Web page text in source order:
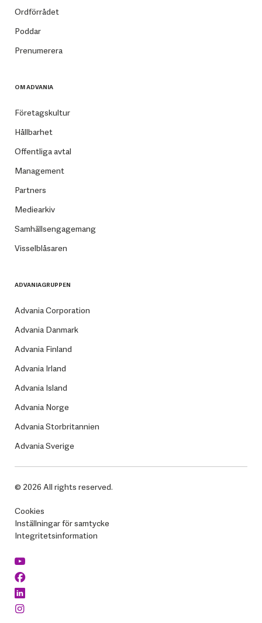
Ordförrådet
Poddar
Prenumerera
OM ADVANIA
Företagskultur
Hållbarhet
Offentliga avtal
Management
Partners
Mediearkiv
Samhällsengagemang
Visselblåsaren
ADVANIAGRUPPEN
Advania Corporation
Advania Danmark
Advania Finland
Advania Irland
Advania Island
Advania Norge
Advania Storbritannien
Advania Sverige
© 2026 All rights reserved.
Cookies
Inställningar för samtycke
Integritetsinformation